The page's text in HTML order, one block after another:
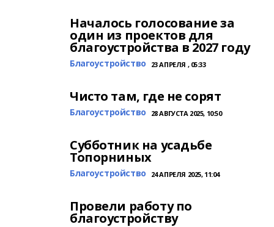
Началось голосование за
один из проектов для
благоустройства в 2027 году
Благоустройство 23 АПРЕЛЯ , 05:33
Чисто там, где не сорят
Благоустройство 28 АВГУСТА 2025, 10:50
Субботник на усадьбе
Топорниных
Благоустройство 24 АПРЕЛЯ 2025, 11:04
Провели работу по
благоустройству